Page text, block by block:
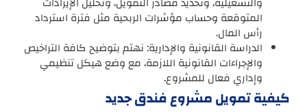
المتوقعة وحساب مؤشرات الربحية مثل فترة استرداد
رأس المال.
الدراسة القانونية والإدارية: نهتم بتوضيح كافة التراخيص
والإجراءات القانونية اللازمة، مع وضع هيكل تنظيمي
وإداري فعال للمشروع.
كيفية تمويل مشروع فندق جديد